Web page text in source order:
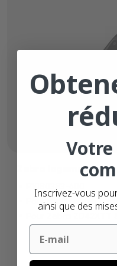
Zebra logement
Pour imprimantes à
Inscrivez-vous
ainsi que des
Email